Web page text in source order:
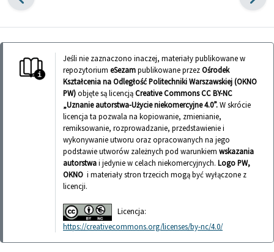
Jeśli nie zaznaczono inaczej, materiały publikowane w
repozytorium eSezampublikowane przezOśrodek
Kształcenia na Odległość Politechniki Warszawskiej (OKNO
PW)objęte są licencjąCreative Commons CC BY-NC
„Uznanie autorstwa-Użycie niekomercyjne 4.0”.W skrócie
licencja ta pozwala na kopiowanie, zmienianie,
remiksowanie, rozprowadzanie, przedstawienie i
wykonywanie utworu oraz opracowanych na jego
podstawie utworów zależnych pod warunkiem wskazania
autorstwai jedynie w celach niekomercyjnych. Logo PW,
OKNO i materiały stron trzecich mogą być wyłączone z
licencji.
Licencja:
https://creativecommons.org/licenses/by-nc/4.0/